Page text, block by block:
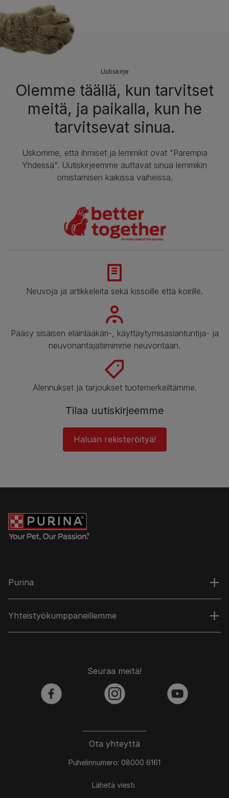
Uutiskirje
Olemme täällä, kun tarvitset
meitä, ja paikalla, kun he
tarvitsevat sinua.
Uskomme, että ihmiset ja lemmikit ovat "Parempia
Yhdessä". Uutiskirjeemme auttavat sinua lemmikin
omistamisen kaikissa vaiheissa.
Neuvoja ja artikkeleita sekä kissoille että koirille.
Pääsy sisäisen eläinlääkäri-, käyttäytymisasiantuntija- ja
neuvonantajatiimimme neuvontaan.
Alennukset ja tarjoukset tuotemerkeiltämme.
Tilaa uutiskirjeemme
Haluan rekisteröityä!
Purina
Yhteistyökumppaneillemme
Ota yhteyttä
Puhelinnumero: 08000 6161
Lähetä viesti
Seuraa meitä!
facebook instagram youtube